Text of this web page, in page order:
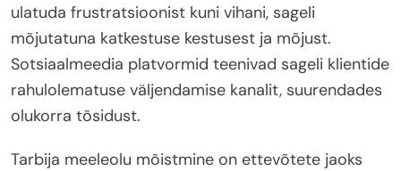
ulatuda frustratsioonist kuni vihani, sageli
mõjutatuna katkestuse kestusest ja mõjust.
Sotsiaalmeedia platvormid teenivad sageli klientide
rahulolematuse väljendamise kanalit, suurendades
olukorra tõsidust.
Tarbija meeleolu mõistmine on ettevõtete jaoks